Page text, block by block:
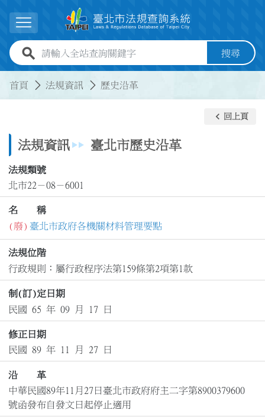
展開選單
全站查詢關鍵字欄位 搜尋
首頁 法規資訊 歷史沿革
法規資訊 臺北市歷史沿革
keyboard_arrow_left 回上頁
法規類號
北市22－08－6001
名 稱
(廢) 臺北市政府各機關材料管理要點
法規位階
行政規則：屬行政程序法第159條第2項第1款
制(訂)定日期
民國 65 年 09 月 17 日
修正日期
民國 89 年 11 月 27 日
沿 革
中華民國89年11月27日臺北市政府府主二字第8900379600
號函發布自發文日起停止適用